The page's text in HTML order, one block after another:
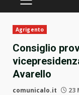
PRIMÄRES
MENÜ
Agrigento
Consiglio
Avarello
comunicalo.it 23